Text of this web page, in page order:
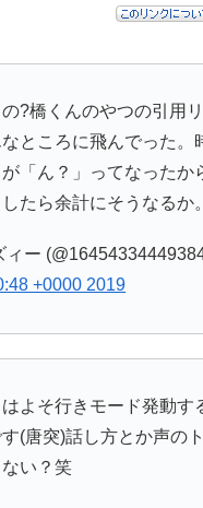
?橋くんのやつの引用
なところに飛んでった。
「ん？」ってなったか
たら余計にそうなるか。
ー
+0000 2019
よそ行きモード発動す
(唐突)話し方とか声の
い？笑